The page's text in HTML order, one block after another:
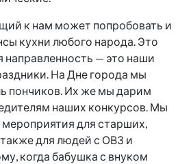
к нам может попробовать и
кухни любого народа. Это
направленность — это наши
На Дне города мы
пончиков. Их же мы дарим
наших конкурсов. Мы
для старших,
для людей с ОВЗ и
когда бабушка с внуком